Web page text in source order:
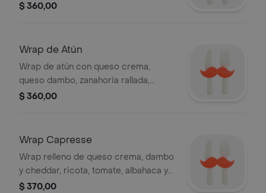
asadas, pepino, repollo, lechuga y
$ 360,00
Wrap de Atún
Wrap de atún con queso crema,
queso dambo, zanahoria rallada,
aceitunas, tomate, remolacha rallada y
$ 360,00
Wrap Capresse
Wrap relleno de queso crema, dambo
y cheddar, ricota, tomate, albahaca y
lechuga.
$ 370,00